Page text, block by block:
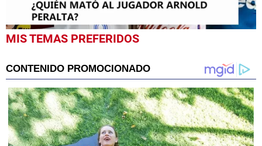
0
seconds
minutes,
2
seconds
MIS TEMAS PREFERIDOS